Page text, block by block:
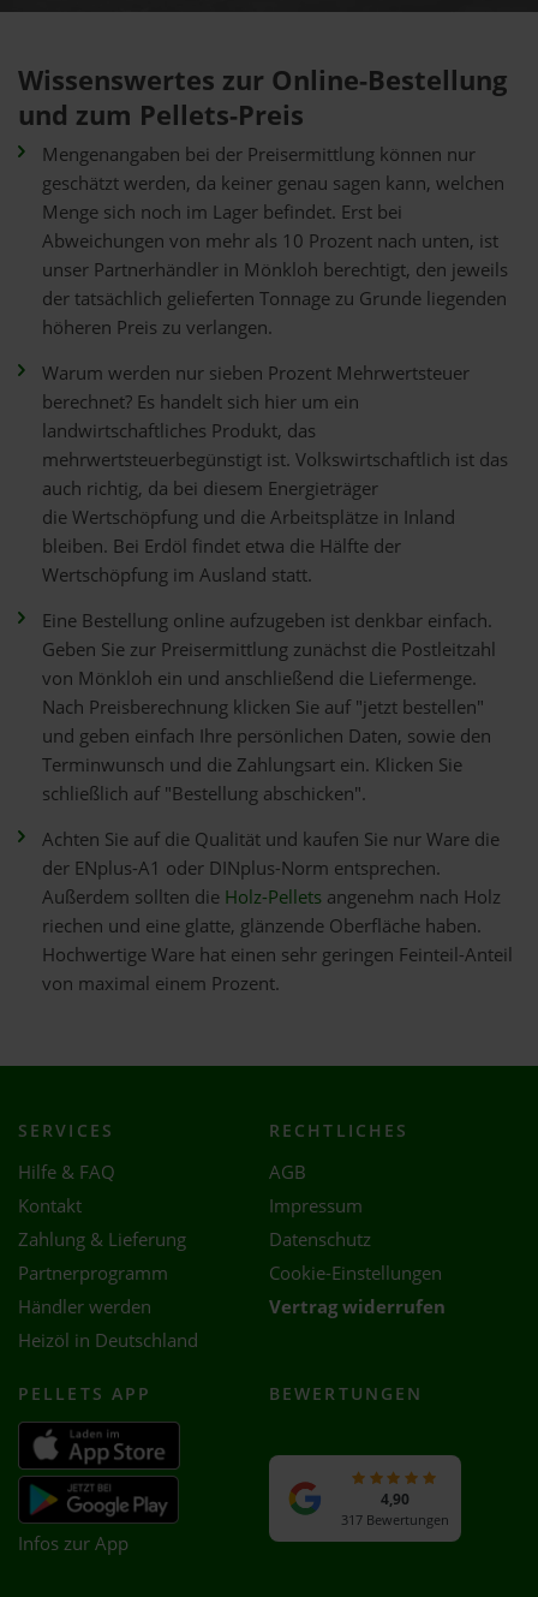
Wissenswertes zur Online-Bestellung
und zum Pellets-Preis
Mengenangaben bei der Preisermittlung können nur
geschätzt werden, da keiner genau sagen kann, welchen
Menge sich noch im Lager befindet. Erst bei
Abweichungen von mehr als 10 Prozent nach unten, ist
unser Partnerhändler in Mönkloh berechtigt, den jeweils
der tatsächlich gelieferten Tonnage zu Grunde liegenden
höheren Preis zu verlangen.
Warum werden nur sieben Prozent Mehrwertsteuer
berechnet? Es handelt sich hier um ein
landwirtschaftliches Produkt, das
mehrwertsteuerbegünstigt ist. Volkswirtschaftlich ist das
auch richtig, da bei diesem Energieträger
die Wertschöpfung und die Arbeitsplätze in Inland
bleiben. Bei Erdöl findet etwa die Hälfte der
Wertschöpfung im Ausland statt.
Eine Bestellung online aufzugeben ist denkbar einfach.
Geben Sie zur Preisermittlung zunächst die Postleitzahl
von Mönkloh ein und anschließend die Liefermenge.
Nach Preisberechnung klicken Sie auf "jetzt bestellen"
und geben einfach Ihre persönlichen Daten, sowie den
Terminwunsch und die Zahlungsart ein. Klicken Sie
schließlich auf "Bestellung abschicken".
Achten Sie auf die Qualität und kaufen Sie nur Ware die
der ENplus-A1 oder DINplus-Norm entsprechen.
Außerdem sollten die Holz-Pellets angenehm nach Holz
riechen und eine glatte, glänzende Oberfläche haben.
Hochwertige Ware hat einen sehr geringen Feinteil-Anteil
von maximal einem Prozent.
SERVICES
Hilfe & FAQ
Kontakt
Zahlung & Lieferung
Partnerprogramm
Händler werden
Heizöl in Deutschland
RECHTLICHES
AGB
Impressum
Datenschutz
Cookie-Einstellungen
Vertrag widerrufen
PELLETS APP
Infos zur App
BEWERTUNGEN
4,90
317 Bewertungen